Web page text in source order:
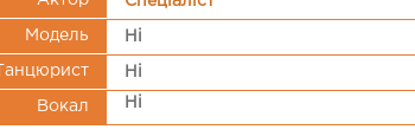
Модель Ні
Танцюрист Ні
Вокал Ні